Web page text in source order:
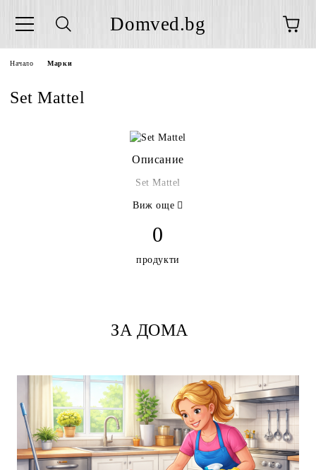
Domved.bg
Начало Марки
Set Mattel
Описание
Set Mattel
Виж още
0
продукти
ЗА ДОМА